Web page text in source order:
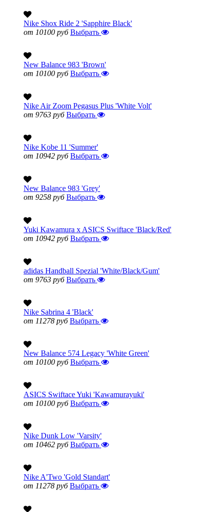
Nike Shox Ride 2 'Sapphire Black'
от 10100 руб Выбрать
New Balance 983 'Brown'
от 10100 руб Выбрать
Nike Air Zoom Pegasus Plus 'White Volt'
от 9763 руб Выбрать
Nike Kobe 11 'Summer'
от 10942 руб Выбрать
New Balance 983 'Grey'
от 9258 руб Выбрать
Yuki Kawamura x ASICS Swiftace 'Black/Red'
от 10942 руб Выбрать
adidas Handball Spezial 'White/Black/Gum'
от 9763 руб Выбрать
Nike Sabrina 4 'Black'
от 11278 руб Выбрать
New Balance 574 Legacy 'White Green'
от 10100 руб Выбрать
ASICS Swiftace Yuki 'Kawamurayuki'
от 10100 руб Выбрать
Nike Dunk Low 'Varsity'
от 10462 руб Выбрать
Nike A'Two 'Gold Standart'
от 11278 руб Выбрать